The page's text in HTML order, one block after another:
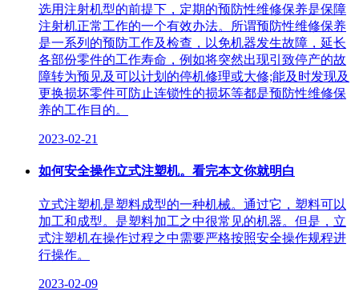
选用注射机型的前提下，定期的预防性维修保养是保障
注射机正常工作的一个有效办法。所谓预防性维修保养
是一系列的预防工作及检查，以免机器发生故障，延长
各部份零件的工作寿命，例如将突然出现引致停产的故
障转为预见及可以计划的停机修理或大修;能及时发现及
更换损坏零件可防止连锁性的损坏等都是预防性维修保
养的工作目的。
2023-02-21
如何安全操作立式注塑机。看完本文你就明白
立式注塑机是塑料成型的一种机械。通过它，塑料可以
加工和成型。是塑料加工之中很常见的机器。但是，立
式注塑机在操作过程之中需要严格按照安全操作规程进
行操作。
2023-02-09